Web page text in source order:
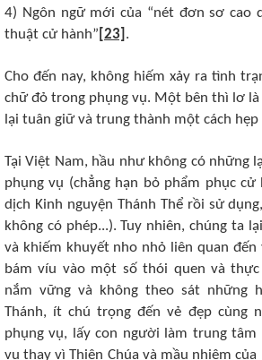
4) Ngôn ngữ mới của “nét đơn sơ cao
thuật cử hành” [23] .
Cho đến nay, không hiếm xảy ra tình
chữ đỏ trong phụng vụ. Một bên thì lơ là
lại tuân giữ và trung thành một cách hẹp
Tại Việt Nam, hầu như không có những
phụng vụ (chẳng hạn bỏ phẩm phục
dịch Kinh nguyện Thánh Thể rồi sử
không có phép...). Tuy nhiên, chúng ta
và khiếm khuyết nho nhỏ liên quan đến
bám víu vào một số thói quen và
nắm vững và không theo sát những
Thánh, ít chú trọng đến vẻ đẹp cùng
phụng vụ, lấy con người làm trung tâm
vụ thay vì Thiên Chúa và mầu nhiệm